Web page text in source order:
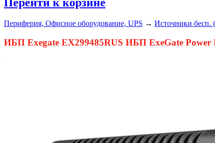
Периферия, Офисное оборудование, UPS → Источники бесп.
ИБП Exegate EX299485RUS ИБП ExeGate Power